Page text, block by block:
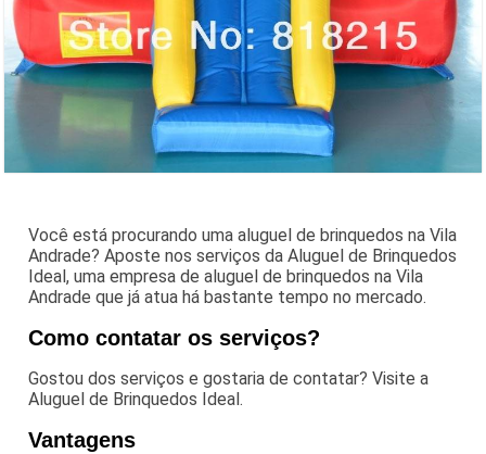
Você está procurando uma aluguel de brinquedos na Vila
Andrade? Aposte nos serviços da Aluguel de Brinquedos
Ideal, uma empresa de aluguel de brinquedos na Vila
Andrade que já atua há bastante tempo no mercado.
Como contatar os serviços?
Gostou dos serviços e gostaria de contatar? Visite a
Aluguel de Brinquedos Ideal.
Vantagens